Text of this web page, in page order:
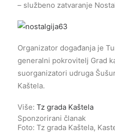
– službeno zatvaranje
Organizator događanja je
generalni pokrovitelj Grad
suorganizatori udruga
Kaštela.
Više: Tz grada Kaštela
Sponzorirani članak
Foto: Tz grada Kaštela,